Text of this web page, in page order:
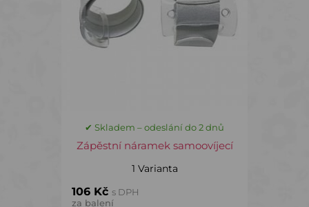
✔ Skladem – odeslání do 2 dnů
Zápěstní náramek samoovíjecí
1 Varianta
106 Kč s DPH
za balení